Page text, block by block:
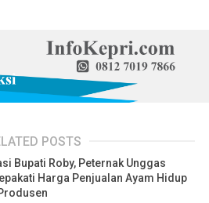
POSTS
Bupati Roby, Peternak Unggas
Harga Penjualan Ayam Hidup